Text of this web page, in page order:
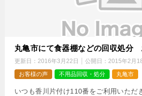
丸亀市にて食器棚などの回収処分
更新日： 2016年3月22日 公開日： 2015年2月
お客様の声
不用品回収・処分 丸亀市
いつも香川片付け110番をご利用いただ